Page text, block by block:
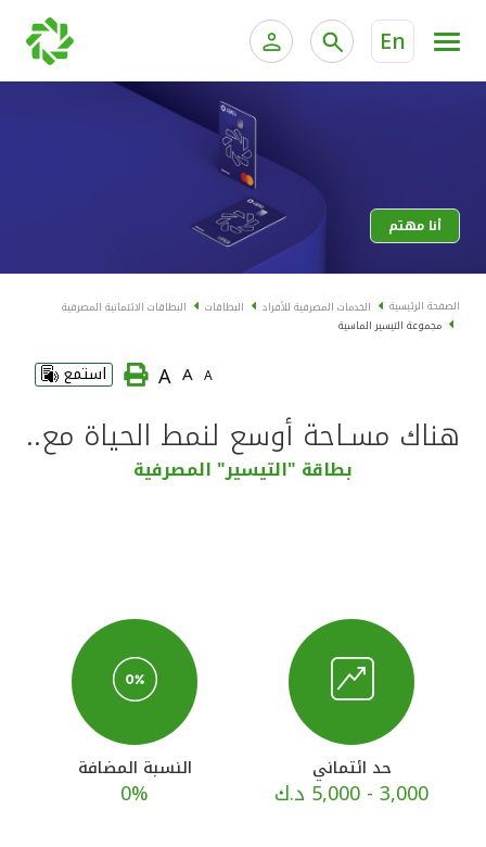
En
الخدمات المصرفية الإلكترونية للأفراد
الخدمات المصرفية الإلكترونية للشركات
خدمة "بيتك" للتداول الإلكتروني
الخدمات المصرفية للأفراد الخدمات المالية الخاصة
الحسابات المصرفية
البطاقات
"برامج العملاء"
الاستثمار
خدمات ما بعد البيع
مواقع الفروع وأجهزة الصرف الآلي
أنا مهتم
الصفحة الرئيسية الخدمات المصرفية للأفراد البطاقات
البطاقات الائتمانية المصرفية
مجموعة التيسير الماسية
A
A
A استمع
هناك مسـاحة أوسع لنمط الحياة مع..
بطاقة "التيسير" المصرفية
حد ائتماني
3,000 - 5,000 د.ك
النسبة المضافة
0%